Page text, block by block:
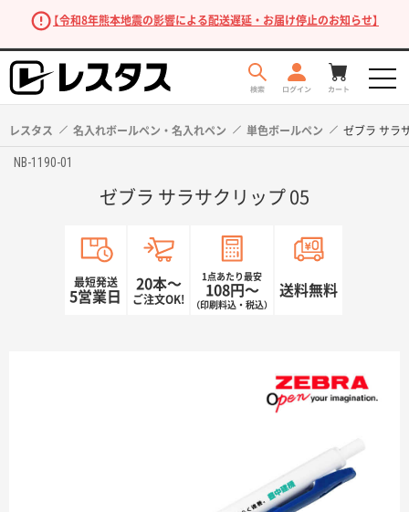
【令和8年熊本地震の影響による配送遅延・お届け停止のお知らせ】
レスタス 名入れボールペン・名入れペン 単色ボールペン ゼブラ サラ
NB-1190-01
ゼブラ サラサクリップ 05
最短発送
5営業日
20本〜
ご注文OK!
1点あたり最安
108円〜
（印刷料込・税込）
送料無料